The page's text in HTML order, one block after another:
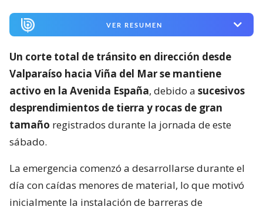
VER RESUMEN
Un corte total de tránsito en dirección desde
Valparaíso hacia Viña del Mar se mantiene
activo en la Avenida España, debido a sucesivos
desprendimientos de tierra y rocas de gran
tamaño registrados durante la jornada de este
sábado.
La emergencia comenzó a desarrollarse durante el
día con caídas menores de material, lo que motivó
inicialmente la instalación de barreras de